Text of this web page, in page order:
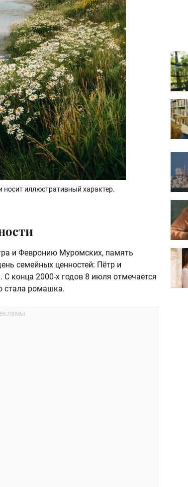
иллюстративный характер.
и Февронию Муромских, память
семейных ценностей: Пётр и
конца 2000-х годов 8 июля отмечается
стала ромашка.